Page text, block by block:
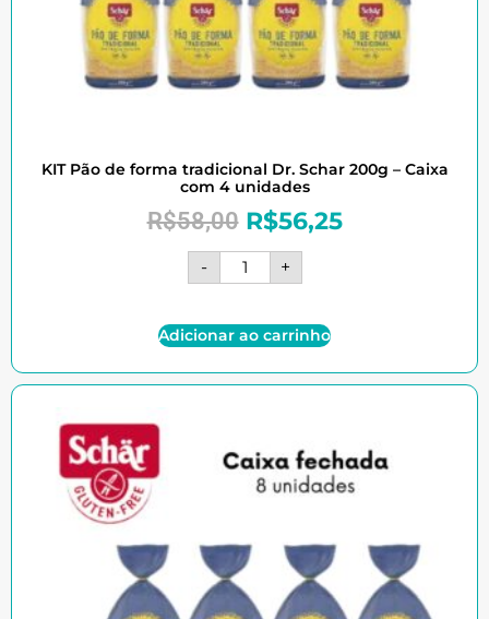
KIT Pão de forma tradicional Dr. Schar 200g – Caixa
com 4 unidades
R$58,00 R$56,25
- +
Adicionar ao carrinho